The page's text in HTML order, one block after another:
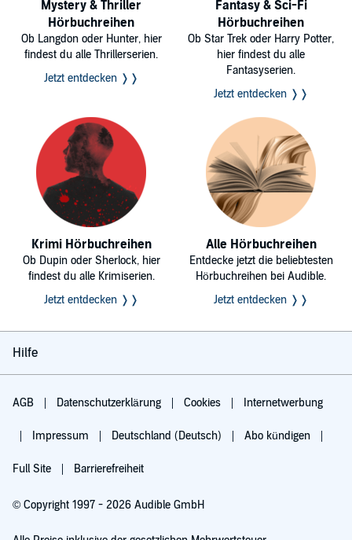
Mystery & Thriller
Hörbuchreihen
Ob Langdon oder Hunter, hier
findest du alle Thrillerserien.
Jetzt entdecken ❭❭
Fantasy & Sci-Fi
Hörbuchreihen
Ob Star Trek oder Harry Potter,
hier findest du alle
Fantasyserien.
Jetzt entdecken ❭❭
Krimi Hörbuchreihen
Ob Dupin oder Sherlock, hier
findest du alle Krimiserien.
Jetzt entdecken ❭❭
Alle Hörbuchreihen
Entdecke jetzt die beliebtesten
Hörbuchreihen bei Audible.
Jetzt entdecken ❭❭
Hilfe
AGB Datenschutzerklärung Cookies Internetwerbung
Impressum Deutschland (Deutsch) Abo kündigen
Full Site Barrierefreiheit
© Copyright 1997 - 2026 Audible GmbH